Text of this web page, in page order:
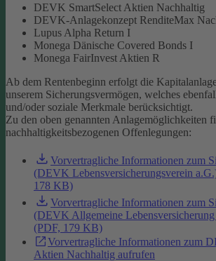
DEVK SmartSelect Aktien Nachhaltig
DEVK-Anlagekonzept RenditeMax
Lupus Alpha Return I
Monega Dänische Covered Bonds I
Monega FairInvest Aktien R
Ab dem Rentenbeginn erfolgt die
unserem Sicherungsvermögen, welches
und/oder soziale Merkmale berücksichtigt.
Zu den oben genannten Anlagemöglichkeiten
nachhaltigkeitsbezogenen Offenlegungen:
Vorvertragliche Informationen zum
(DEVK Lebensversicherungsverein
178 KB)
Vorvertragliche Informationen zum
(DEVK Allgemeine
(PDF, 179 KB)
Vorvertragliche Informationen zum
Aktien Nachhaltig aufrufen